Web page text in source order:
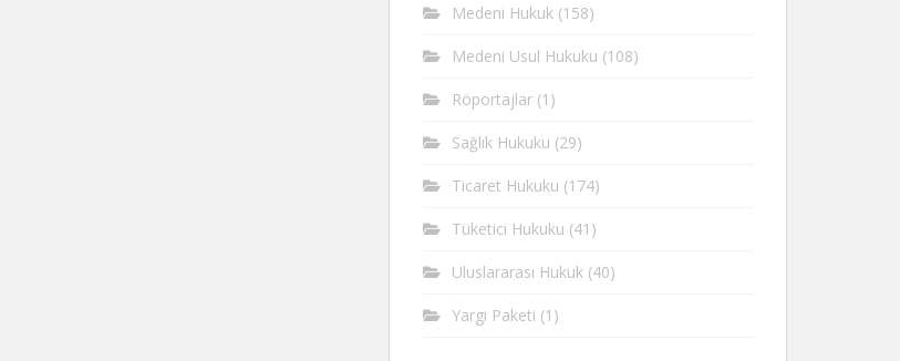
Medeni Hukuk (158)
Medeni Usul Hukuku (108)
Röportajlar (1)
Sağlık Hukuku (29)
Ticaret Hukuku (174)
Tüketici Hukuku (41)
Uluslararası Hukuk (40)
Yargı Paketi (1)